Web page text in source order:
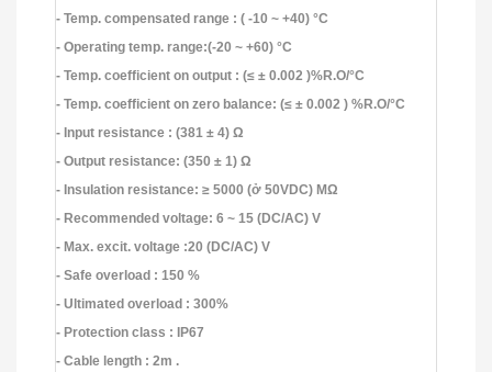
- Temp. compensated range : ( -10 ~ +40) °C
- Operating temp. range:(-20 ~ +60) °C
- Temp. coefficient on output : (≤ ± 0.002 )%R.O/°C
- Temp. coefficient on zero balance: (≤ ± 0.002 ) %R.O/°C
- Input resistance : (381 ± 4) Ω
- Output resistance: (350 ± 1) Ω
- Insulation resistance: ≥ 5000 (ở 50VDC) MΩ
- Recommended voltage: 6 ~ 15 (DC/AC) V
- Max. excit. voltage :20 (DC/AC) V
- Safe overload : 150 %
- Ultimated overload : 300%
- Protection class : IP67
- Cable length : 2m .